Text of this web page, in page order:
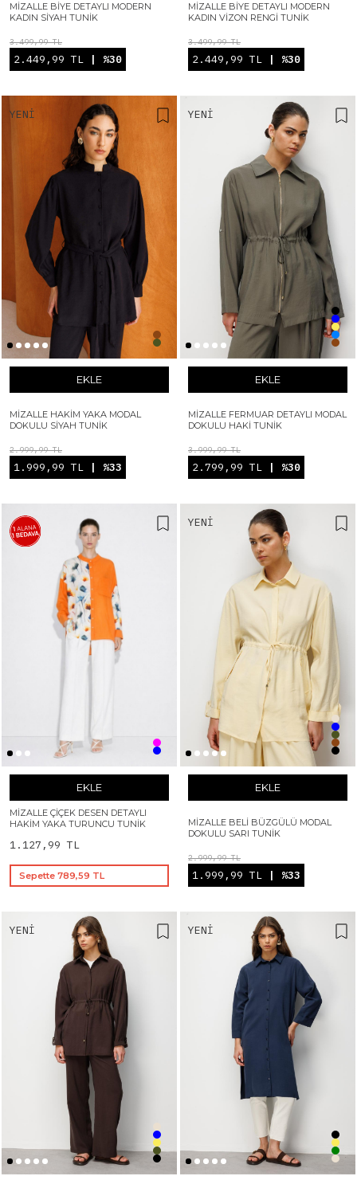
MIZALLE BIYE DETAYLI MODERN
KADIN SIYAH TUNIK
3.499,99 TL
2.449,99 TL | %30
MIZALLE BIYE DETAYLI MODERN
KADIN VIZON RENGI TUNIK
3.499,99 TL
2.449,99 TL | %30
YENI
EKLE
MIZALLE HAKIM YAKA MODAL
DOKULU SIYAH TUNIK
2.999,99 TL
1.999,99 TL | %33
YENI
EKLE
MIZALLE FERMUAR DETAYLI MODAL
DOKULU HAKI TUNIK
3.999,99 TL
2.799,99 TL | %30
EKLE
MIZALLE ÇIÇEK DESEN DETAYLI
HAKIM YAKA TURUNCU TUNIK
1.127,99 TL
Sepette 789,59 TL
YENI
EKLE
MIZALLE BELI BÜZGÜLÜ MODAL
DOKULU SARI TUNIK
2.999,99 TL
1.999,99 TL | %33
YENI YENI